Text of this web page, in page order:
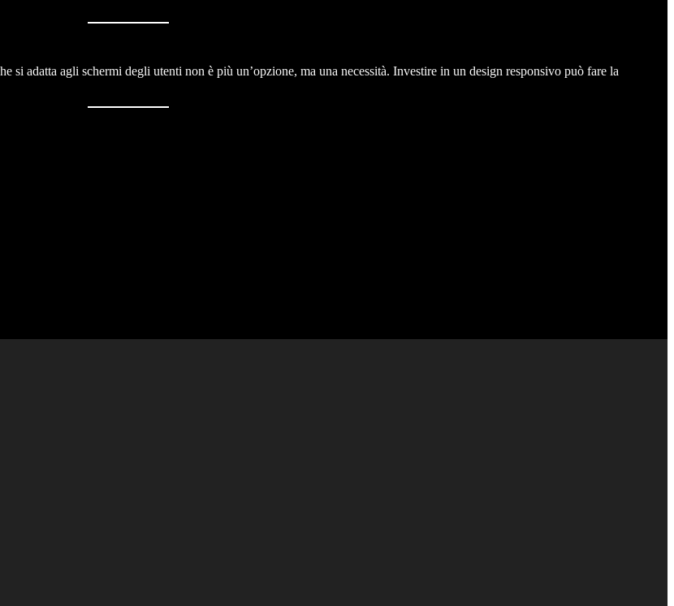
si adatta agli schermi degli utenti non è più un’opzione, ma una necessità. Investire in un design responsivo può fare la